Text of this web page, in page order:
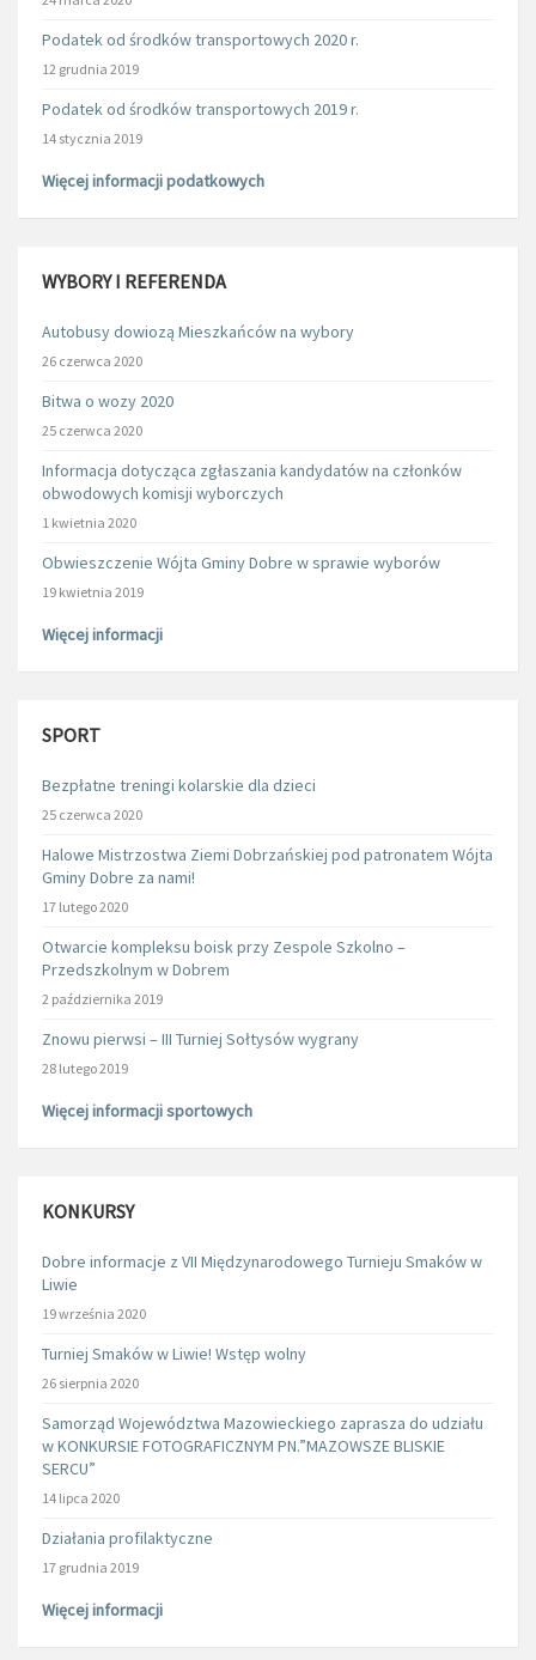
Podatek od środków transportowych 2020 r.
12 grudnia 2019
Podatek od środków transportowych 2019 r.
14 stycznia 2019
Więcej informacji podatkowych
WYBORY I REFERENDA
Autobusy dowiozą Mieszkańców na wybory
26 czerwca 2020
Bitwa o wozy 2020
25 czerwca 2020
Informacja dotycząca zgłaszania kandydatów na członków
obwodowych komisji wyborczych
1 kwietnia 2020
Obwieszczenie Wójta Gminy Dobre w sprawie wyborów
19 kwietnia 2019
Więcej informacji
SPORT
Bezpłatne treningi kolarskie dla dzieci
25 czerwca 2020
Halowe Mistrzostwa Ziemi Dobrzańskiej pod patronatem Wójta
Gminy Dobre za nami!
17 lutego 2020
Otwarcie kompleksu boisk przy Zespole Szkolno –
Przedszkolnym w Dobrem
2 października 2019
Znowu pierwsi – III Turniej Sołtysów wygrany
28 lutego 2019
Więcej informacji sportowych
KONKURSY
Dobre informacje z VII Międzynarodowego Turnieju Smaków w
Liwie
19 września 2020
Turniej Smaków w Liwie! Wstęp wolny
26 sierpnia 2020
Samorząd Województwa Mazowieckiego zaprasza do udziału
w KONKURSIE FOTOGRAFICZNYM PN.”MAZOWSZE BLISKIE
SERCU”
14 lipca 2020
Działania profilaktyczne
17 grudnia 2019
Więcej informacji